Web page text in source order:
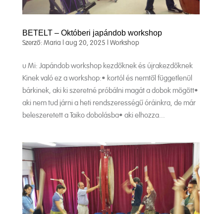
BETELT – Októberi japándob workshop
Szerző: Maria aug 20, 2025 Workshop
u Mi: Japándob workshop kezdőknek és újrakezdőknek
Kinek való ez a workshop:• kortól és nemtől függetlenül
bárkinek, aki ki szeretné próbálni magát a dobok mögött•
aki nem tud járni a heti rendszerességű óráinkra, de már
beleszeretett a Taiko dobolásba• aki elhozza...